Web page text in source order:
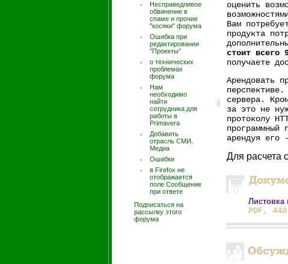
Несправедливое
обвинение в
спаме и прочие
"косяки" форума
Ошибка при
редактировании
"Проекты"
о технических
проблемах
форума
Нам
необходимо
найти
сотрудника для
работы в
Primavera
Добавить
отрасль СМИ,
Медиа
Ошибки
в Firefox не
отображается
поле Сообщение
при ответе
Подписаться на
рассылку этого
форума
оценить
Вам
продукта
стоит всего
получаете
Арендовать
сервера.
за это не
протоколу
программный
арендуя его
Для расчета
Листовка
PDF,